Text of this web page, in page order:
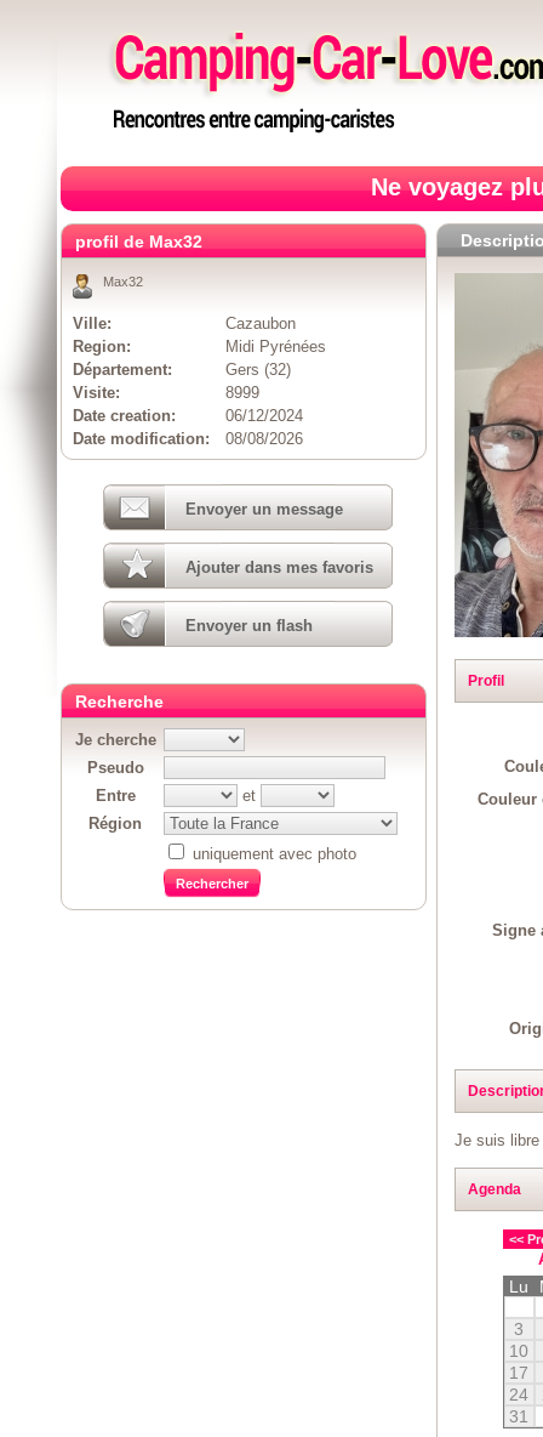
Ne voyagez
Profil
Couleur
Signe
Je suis libre
Agenda
<<
Lu
3
10
17
24
31
profil de Max32
Max32
Ville:
Cazaubon
Region:
Midi Pyrénées
Département:
Gers (32)
Visite:
8999
Date creation:
06/12/2024
Date modification:
08/08/2026
Envoyer un message
Ajouter dans mes favoris
Envoyer un flash
Recherche
Je cherche
Pseudo
Entre
et
Région
uniquement avec photo